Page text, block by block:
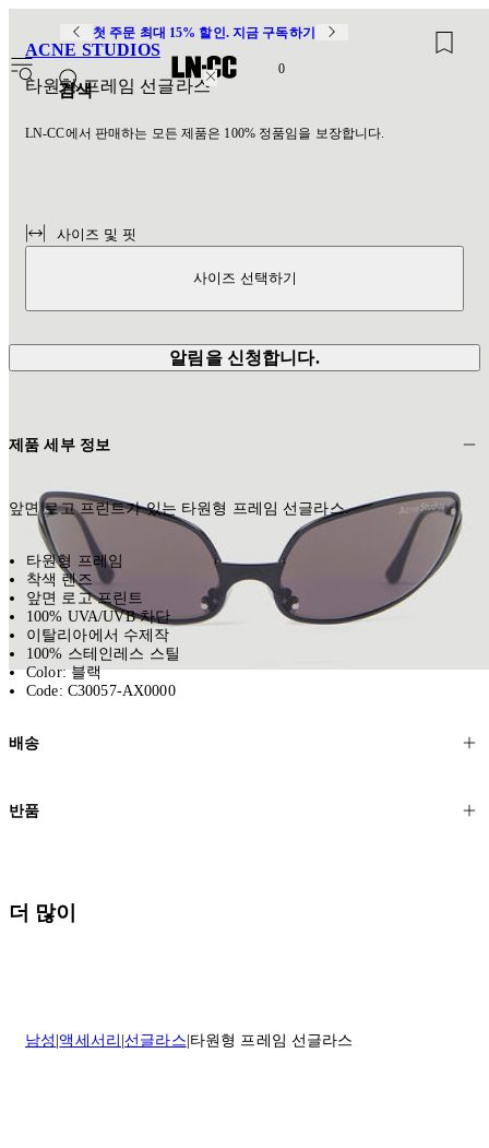
첫 주문 최대 15% 할인. 지금 구독하기
검색
0
ACNE STUDIOS
타원형 프레임 선글라스
LN-CC에서 판매하는 모든 제품은 100% 정품임을 보장합니다.
사이즈 및 핏
사이즈 선택하기
알림을 신청합니다.
제품 세부 정보
앞면 로고 프린트가 있는 타원형 프레임 선글라스.
타원형 프레임
착색 렌즈
앞면 로고 프린트
100% UVA/UVB 차단
이탈리아에서 수제작
100% 스테인레스 스틸
Color: 블랙
Code: C30057-AX0000
배송
고객님의 위치에 따라 일반 배송과 익스프레스 배송을 제공합니다.
실 수 있습니다.
반품
배송일로부터 영업일 기준 30일 이내에 접수된 반품에 대해서는 기꺼
이 환불해 드리겠습니다.반품 상품은 원래 상태를 유지하고 반드시
더 많이
남성 액세서리 선글라스 타원형 프레임 선글라스